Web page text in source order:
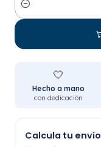
Cantidad
🤍
Hecho a mano
con dedicación
Calcula tu envío